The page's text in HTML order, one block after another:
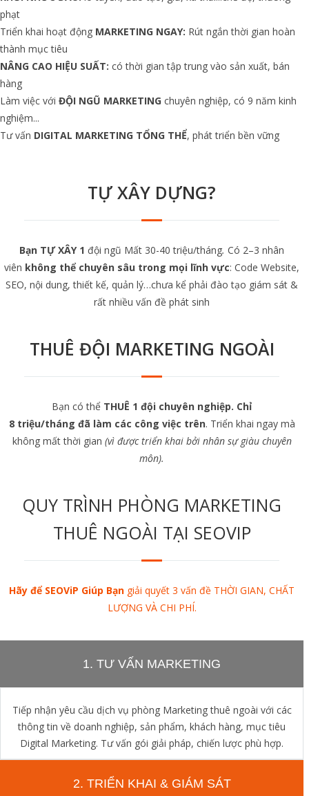
phạt
Triển khai hoạt động MARKETING NGAY: Rút ngắn thời gian hoàn
thành mục tiêu
NÂNG CAO HIỆU SUẤT: có thời gian tập trung vào sản xuất, bán
hàng
Làm việc với ĐỘI NGŨ MARKETING chuyên nghiệp, có 9 năm kinh
nghiệm...
Tư vấn DIGITAL MARKETING TỔNG THỂ, phát triển bền vững
TỰ XÂY DỰNG?
Bạn TỰ XÂY 1 đội ngũ Mất 30-40 triệu/tháng. Có 2–3 nhân
viên không thể chuyên sâu trong mọi lĩnh vực: Code Website,
SEO, nội dung, thiết kế, quản lý…chưa kể phải đào tạo giám sát &
rất nhiều vấn đề phát sinh
THUÊ ĐỘI MARKETING NGOÀI
Bạn có thể THUÊ 1 đội chuyên nghiệp. Chỉ
8 triệu/tháng đã làm các công việc trên. Triển khai ngay mà
không mất thời gian (vì được triển khai bởi nhân sự giàu chuyên
môn).
QUY TRÌNH PHÒNG MARKETING
THUÊ NGOÀI TẠI SEOVIP
Hãy để SEOViP Giúp Bạn giải quyết 3 vấn đề THỜI GIAN, CHẤT
LƯỢNG VÀ CHI PHÍ.
1. TƯ VẤN MARKETING
Tiếp nhận yêu cầu dịch vụ phòng Marketing thuê ngoài với các
thông tin về doanh nghiệp, sản phẩm, khách hàng, mục tiêu
Digital Marketing. Tư vấn gói giải pháp, chiến lược phù hợp.
2. TRIỂN KHAI & GIÁM SÁT